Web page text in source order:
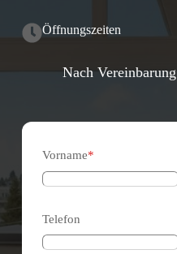
Öffnungszeiten
Nach Vereinbarung
Vorname*
Telefon